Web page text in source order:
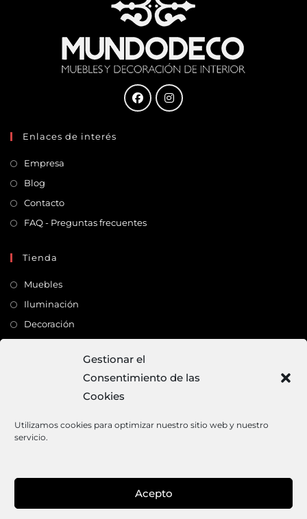
Gestionar el
Consentimiento de las
Cookies
Utilizamos cookies para optimizar nuestro sitio web y nuestro
servicio.
Acepto
Enlaces de interés
Empresa
Blog
Contacto
FAQ - Preguntas frecuentes
Tienda
Muebles
Iluminación
Decoración
Tlf: 682 363 503
Email: mundodeco@mundodeco.com